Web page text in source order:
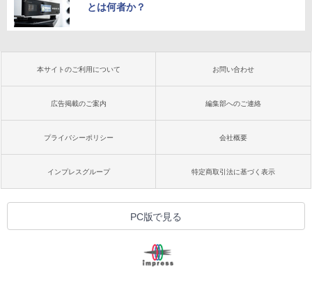
とは何者か？
本サイトのご利用について お問い合わせ
広告掲載のご案内 編集部へのご連絡
プライバシーポリシー 会社概要
インプレスグループ 特定商取引法に基づく表示
PC版で見る